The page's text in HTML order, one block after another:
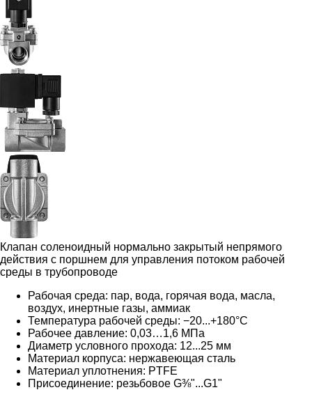
Клапан соленоидный нормально закрытый непрямого
действия с поршнем для управления потоком рабочей
среды в трубопроводе
Рабочая среда: пар, вода, горячая вода, масла,
воздух, инертные газы, аммиак
Температура рабочей среды: −20...+180°С
Рабочее давление: 0,03…1,6 MПa
Диаметр условного прохода: 12...25 мм
Материал корпуса: нержавеющая сталь
Материал уплотнения: PTFE
Присоединение: резьбовое G⅜"...G1"